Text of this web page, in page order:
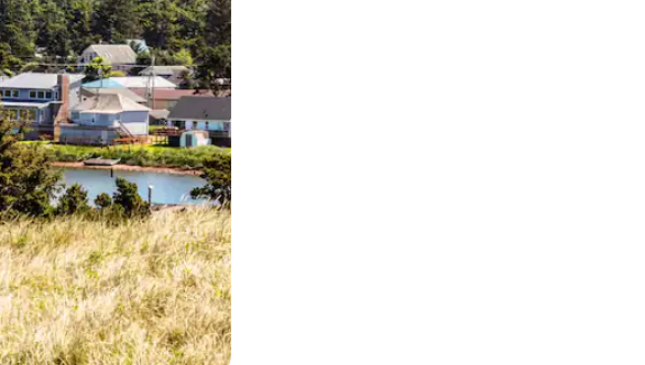
ou tocando e deslizando o dedo na tela.